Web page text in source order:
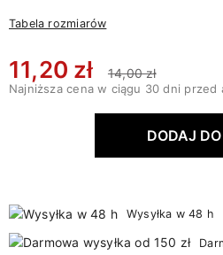
Tabela rozmiarów
11,20 zł 14,00 zł
Najniższa cena w ciągu 30 dni przed
DODAJ
Wysyłka w 48 h